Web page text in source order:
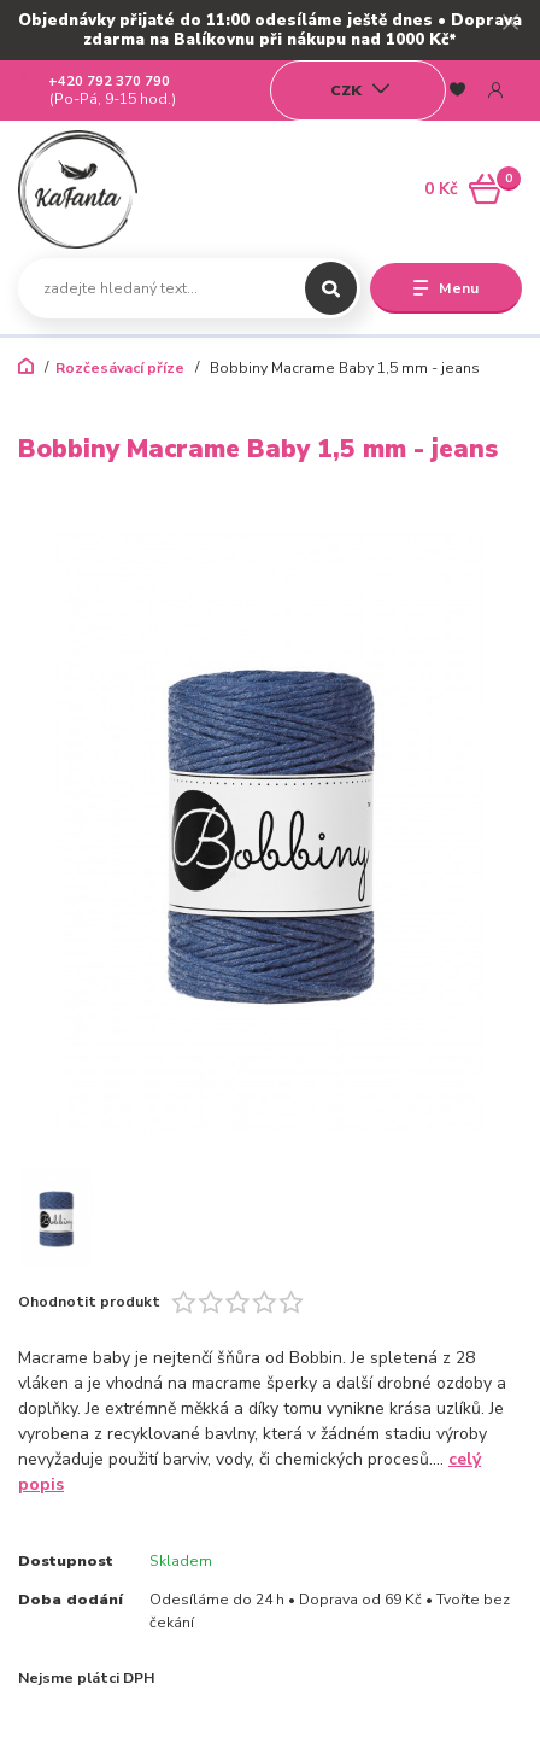
Objednávky přijaté do 11:00 odesíláme ještě dnes • Doprava
zdarma na Balíkovnu při nákupu nad 1000 Kč*
Menu
CZK
+420 792 370 790
(Po-Pá, 9-15 hod.)
0
0 Kč
Rozčesávací příze Bobbiny Macrame Baby 1,5 mm - jeans
Bobbiny Macrame Baby 1,5 mm - jeans
Ohodnotit produkt
Macrame baby je nejtenčí šňůra od Bobbin. Je spletená z 28
vláken a je vhodná na macrame šperky a další drobné ozdoby a
doplňky. Je extrémně měkká a díky tomu vynikne krása uzlíků. Je
vyrobena z recyklované bavlny, která v žádném stadiu výroby
nevyžaduje použití barviv, vody, či chemických procesů.... celý
popis
Dostupnost Skladem
Doba dodání
Odesíláme do 24 h • Doprava od 69 Kč • Tvořte bez
čekání
Nejsme plátci DPH